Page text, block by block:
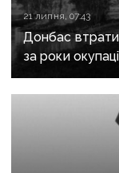
21 липня, 07:43
Донбас
за роки
регіон своїми